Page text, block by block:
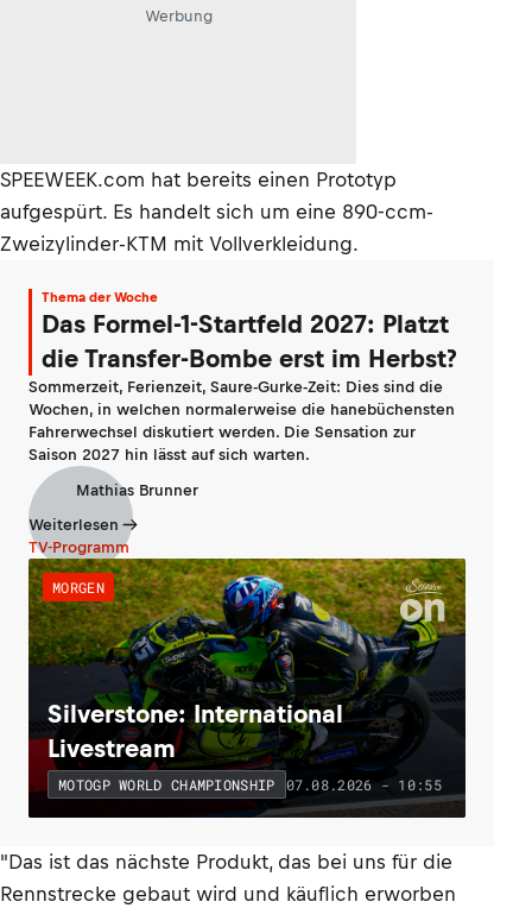
Werbung
SPEEWEEK.com hat bereits einen Prototyp
aufgespürt. Es handelt sich um eine 890-ccm-
Zweizylinder-KTM mit Vollverkleidung.
Thema der Woche
Das Formel-1-Startfeld 2027: Platzt
die Transfer-Bombe erst im Herbst?
Sommerzeit, Ferienzeit, Saure-Gurke-Zeit: Dies sind die
Wochen, in welchen normalerweise die hanebüchensten
Fahrerwechsel diskutiert werden. Die Sensation zur
Saison 2027 hin lässt auf sich warten.
Mathias Brunner
Weiterlesen
TV-Programm
MORGEN
Silverstone: International
Livestream
MOTOGP WORLD CHAMPIONSHIP 07.08.2026 - 10:55
"Das ist das nächste Produkt, das bei uns für die
Rennstrecke gebaut wird und käuflich erworben